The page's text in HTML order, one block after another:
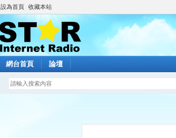
設為首頁 收藏本站
網台首頁 論壇